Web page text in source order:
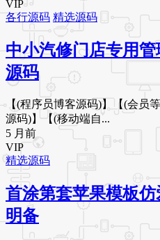
VIP
各行源码 精选源码
中小汽修门店专用
源码
【(程序员博客源码)】【(会员
源码)】【(移动端自...
5 月前
VIP
精选源码
首涂第套苹果模板
明备